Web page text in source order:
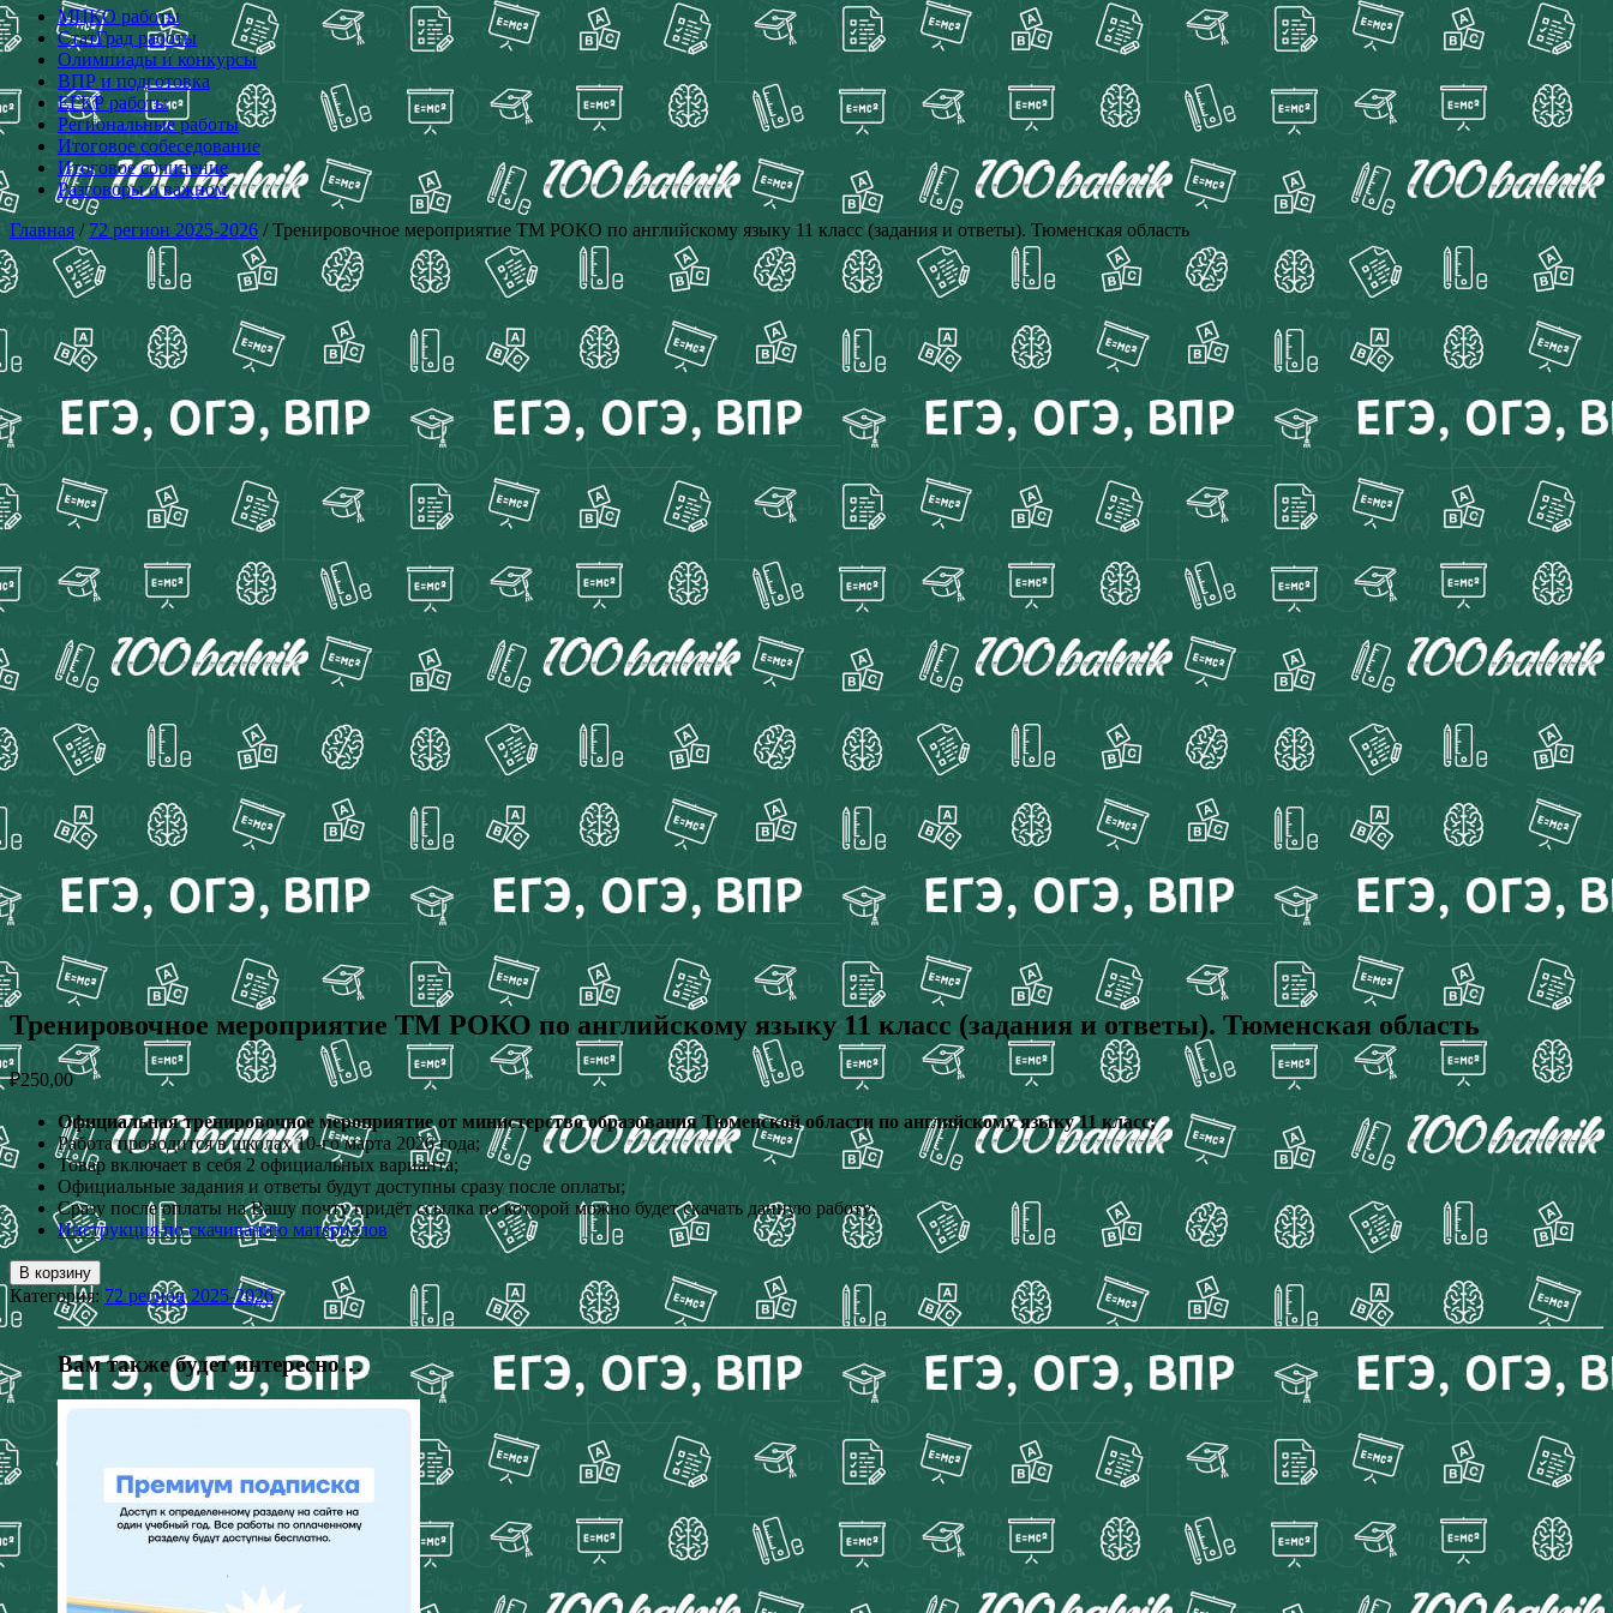
МЦКО работы
СтатГрад работы
Олимпиады и конкурсы
ВПР и подготовка
ЕГКР работы
Региональные работы
Итоговое собеседование
Итоговое сочинение
Разговоры о важном
Главная / 72 регион 2025-2026 / Тренировочное мероприятие ТМ РОКО по английскому языку 11 класс (задания и ответы). Тюменская область
Тренировочное мероприятие ТМ РОКО по английскому языку 11 класс (задания и ответы). Тюменская область
₽250,00
Официальная тренировочное мероприятие от министерство образования Тюменской области по английскому языку 11 класс;
Работа проводится в школах 10-го марта 2026 года;
Товар включает в себя 2 официальных варианта;
Официальные задания и ответы будут доступны сразу после оплаты;
Сразу после оплаты на Вашу почту придёт ссылка по которой можно будет скачать данную работу;
Инструкция по скачиванию материалов
В корзину
Категория: 72 регион 2025-2026
Вам также будет интересно…